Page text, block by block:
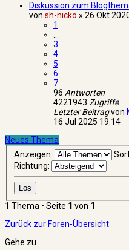
Diskussion zum
von sh-nicko » 26 Okt
1
…
3
4
5
6
7
96 Antworten
4221943 Zugriffe
Letzter Beitragvon
16 Jul 2025 19:14
Neues Thema
Anzeigen:
Richtung:
1 Thema • Seite 1 von 1
Zurück zur Foren-Übersicht
Gehe zu